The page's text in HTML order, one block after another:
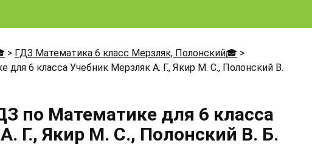
> ГДЗ Математика 6 класс Мерзляк, Полонский🎓 >
6 класса Учебник Мерзляк А. Г., Якир М. С., Полонский В.
по Математике для 6 класса
Г., Якир М. С., Полонский В. Б.